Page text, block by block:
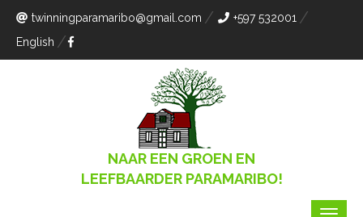
twinningparamaribo@gmail.com
+597 532001
English
NAAR EEN GROEN EN
LEEFBAARDER PARAMARIBO!